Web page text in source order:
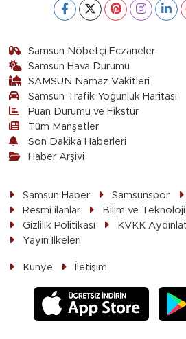
Samsun Nöbetçi Eczaneler
Samsun Hava Durumu
SAMSUN Namaz Vakitleri
Samsun Trafik Yoğunluk Haritası
Puan Durumu ve Fikstür
Tüm Manşetler
Son Dakika Haberleri
Haber Arşivi
Samsun Haber Samsunspor
Resmi ilanlar
Bilim ve Teknoloji
Gizlilik Politikası
KVKK
Yayın İlkeleri
Künye İletişim